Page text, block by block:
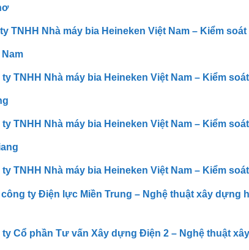
TNHH Nhà máy bia Heineken Việt Nam – Kiểm
TNHH Nhà máy bia Heineken Việt Nam – Kiểm
TNHH Nhà máy bia Heineken Việt Nam – Kiểm
TNHH Nhà máy bia Heineken Việt Nam – Kiểm
ty Điện lực Miền Trung – Nghệ thuật xây dựng
ty Cổ phần Tư vấn Xây dựng Điện 2 – Nghệ thuật